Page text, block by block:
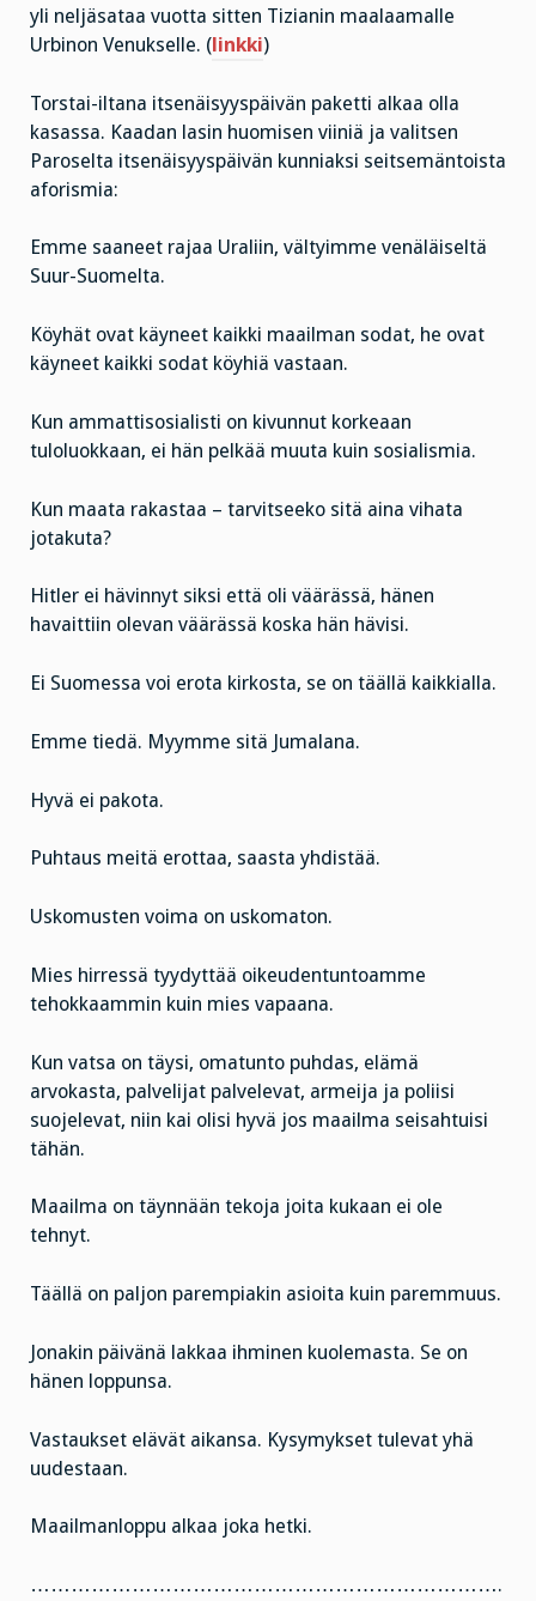
yli neljäsataa vuotta sitten Tizianin maalaamalle
Urbinon Venukselle. (linkki)
Torstai-iltana itsenäisyyspäivän paketti alkaa olla
kasassa. Kaadan lasin huomisen viiniä ja valitsen
Paroselta itsenäisyyspäivän kunniaksi seitsemäntoista
aforismia:
Emme saaneet rajaa Uraliin, vältyimme venäläiseltä
Suur-Suomelta.
Köyhät ovat käyneet kaikki maailman sodat, he ovat
käyneet kaikki sodat köyhiä vastaan.
Kun ammattisosialisti on kivunnut korkeaan
tuloluokkaan, ei hän pelkää muuta kuin sosialismia.
Kun maata rakastaa – tarvitseeko sitä aina vihata
jotakuta?
Hitler ei hävinnyt siksi että oli väärässä, hänen
havaittiin olevan väärässä koska hän hävisi.
Ei Suomessa voi erota kirkosta, se on täällä kaikkialla.
Emme tiedä. Myymme sitä Jumalana.
Hyvä ei pakota.
Puhtaus meitä erottaa, saasta yhdistää.
Uskomusten voima on uskomaton.
Mies hirressä tyydyttää oikeudentuntoamme
tehokkaammin kuin mies vapaana.
Kun vatsa on täysi, omatunto puhdas, elämä
arvokasta, palvelijat palvelevat, armeija ja poliisi
suojelevat, niin kai olisi hyvä jos maailma seisahtuisi
tähän.
Maailma on täynnään tekoja joita kukaan ei ole
tehnyt.
Täällä on paljon parempiakin asioita kuin paremmuus.
Jonakin päivänä lakkaa ihminen kuolemasta. Se on
hänen loppunsa.
Vastaukset elävät aikansa. Kysymykset tulevat yhä
uudestaan.
Maailmanloppu alkaa joka hetki.
…………………………………………………………….